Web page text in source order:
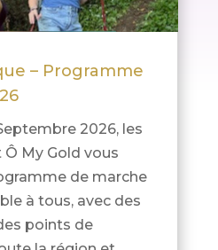
– Programme
2026, les
Ô My Gold vous
de marche
à tous, avec des
points de